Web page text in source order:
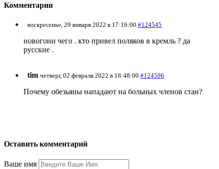
Комментарии
воскресенье, 29 января 2022 в 17:16:00 #124545
новогони чего . кто привел поляков в кремль ? да
русские .
tim четверг, 02 февраля 2022 в 18:48:00 #124596
Почему обезьяны нападают на больных членов стаи?
Оставить комментарий
Ваше имя